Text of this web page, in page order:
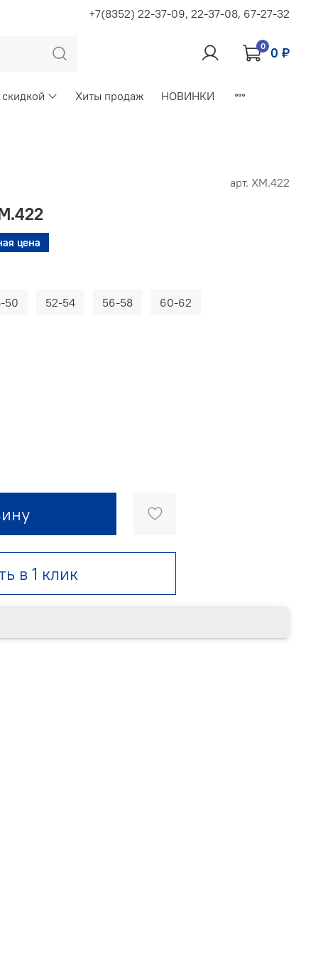
+7(8352) 22-37-09, 22-37-08, 67-27-32
0 0 ₽
Хиты продаж НОВИНКИ
арт. ХМ.422
цена
в 1 клик
50 52-54 56-58 60-62